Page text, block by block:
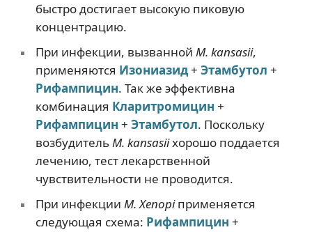
быстро достигает высокую пиковую
концентрацию.
При инфекции, вызванной M. kansasii,
применяются Изониазид+ Этамбутол +
Рифампицин. Так же эффективна
комбинация Кларитромицин +
Рифампицин + Этамбутол. Поскольку
возбудительM. kansasiiхорошо поддается
лечению, тест лекарственной
чувствительности не проводится.
При инфекции M. Xenopiприменяется
следующая схема: Рифампицин +